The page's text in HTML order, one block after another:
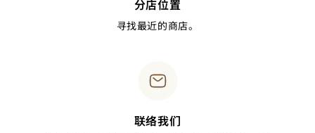
分店位置
寻找最近的商店。
联络我们